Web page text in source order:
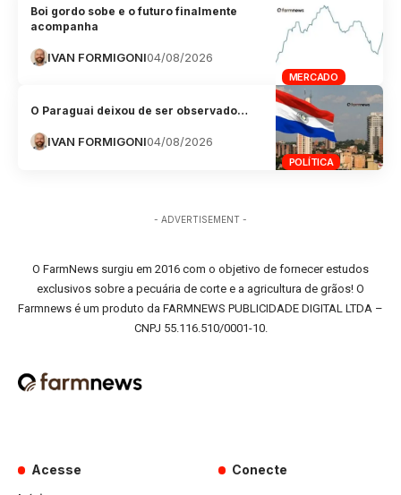
MERCADO
Boi gordo sobe e o futuro finalmente
acompanha
IVAN FORMIGONI04/08/2026
POLÍTICA
O Paraguai deixou de ser observado…
IVAN FORMIGONI04/08/2026
- ADVERTISEMENT -
O FarmNews surgiu em 2016 com o objetivo de fornecer estudos
exclusivos sobre a pecuária de corte e a agricultura de grãos! O
Farmnews é um produto da FARMNEWS PUBLICIDADE DIGITAL LTDA –
CNPJ 55.116.510/0001-10.
Acesse Conecte